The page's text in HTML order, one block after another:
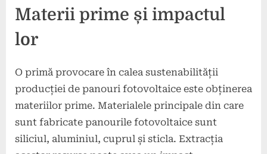
Materii prime și impactul
lor
O primă provocare în calea sustenabilității
producției de panouri fotovoltaice este obținerea
materiilor prime. Materialele principale din care
sunt fabricate panourile fotovoltaice sunt
siliciul, aluminiul, cuprul și sticla. Extracția